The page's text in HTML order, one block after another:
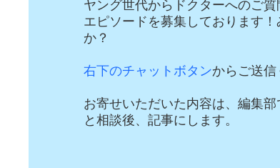
ヤング世代からドクターへのご
エピソードを募集しております
か？
右下のチャットボタンからご送信
お寄せいただいた内容は、編集
と相談後、記事にします。